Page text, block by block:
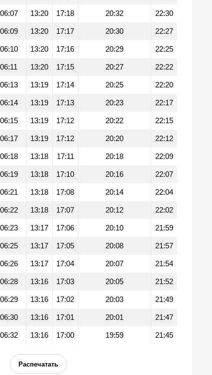
06:07 13:20 17:18 20:32 22:30
06:09 13:20 17:17 20:30 22:27
06:10 13:20 17:16 20:29 22:25
06:11 13:20 17:15 20:27 22:22
06:13 13:19 17:14 20:25 22:20
06:14 13:19 17:13 20:23 22:17
06:15 13:19 17:12 20:22 22:15
06:17 13:19 17:12 20:20 22:12
06:18 13:18 17:11 20:18 22:09
06:19 13:18 17:10 20:16 22:07
06:21 13:18 17:08 20:14 22:04
06:22 13:18 17:07 20:12 22:02
06:23 13:17 17:06 20:10 21:59
06:25 13:17 17:05 20:08 21:57
06:26 13:17 17:04 20:07 21:54
06:28 13:16 17:03 20:05 21:52
06:29 13:16 17:02 20:03 21:49
06:30 13:16 17:01 20:01 21:47
06:32 13:16 17:00 19:59 21:45
Распечатать